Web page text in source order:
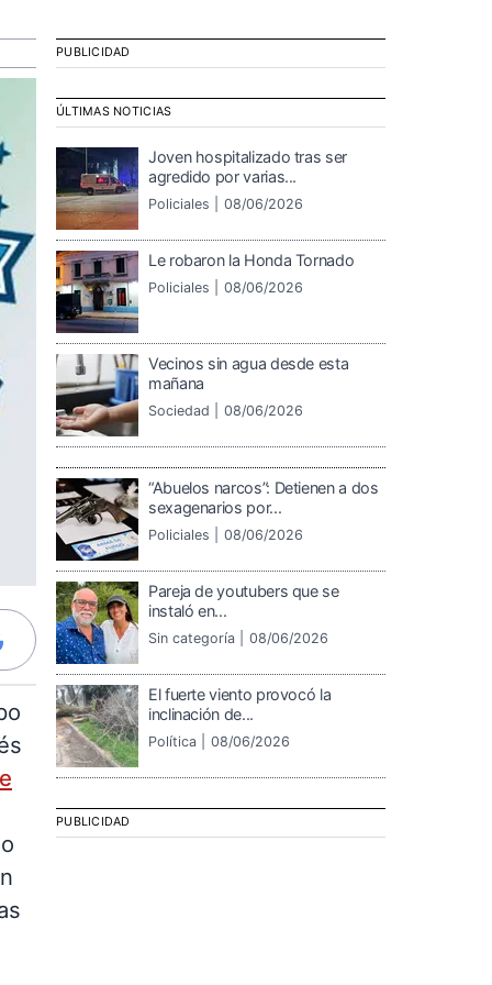
PUBLICIDAD
ÚLTIMAS NOTICIAS
Joven hospitalizado tras ser
agredido por varias...
Policiales | 08/06/2026
Le robaron la Honda Tornado
Policiales | 08/06/2026
Vecinos sin agua desde esta
mañana
Sociedad | 08/06/2026
“Abuelos narcos”: Detienen a dos
sexagenarios por...
Policiales | 08/06/2026
Pareja de youtubers que se
instaló en...
Sin categoría | 08/06/2026
El fuerte viento provocó la
inclinación de...
Política | 08/06/2026
PUBLICIDAD